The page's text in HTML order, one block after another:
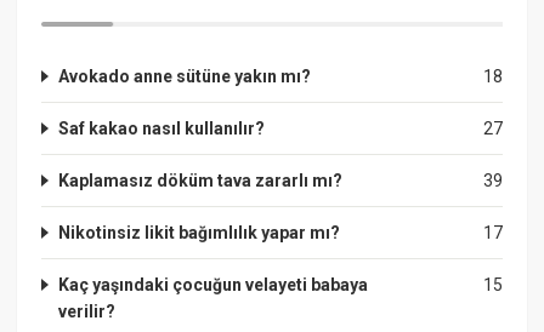
18
Avokado anne sütüne yakın mı?
27
Saf kakao nasıl kullanılır?
39
Kaplamasız döküm tava zararlı mı?
17
Nikotinsiz likit bağımlılık yapar mı?
15
Kaç yaşındaki çocuğun velayeti babaya
verilir?